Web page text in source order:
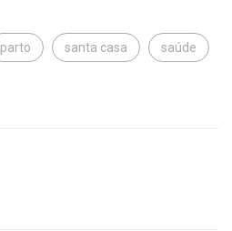
parto santa casa saúde